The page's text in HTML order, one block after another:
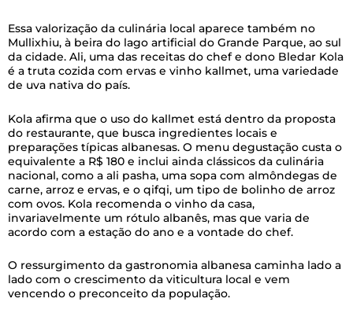
Essa valorização da culinária local aparece também no
Mullixhiu, à beira do lago artificial do Grande Parque, ao sul
da cidade. Ali, uma das receitas do chef e dono Bledar Kola
é a truta cozida com ervas e vinho kallmet, uma variedade
de uva nativa do país.
Kola afirma que o uso do kallmet está dentro da proposta
do restaurante, que busca ingredientes locais e
preparações típicas albanesas. O menu degustação custa o
equivalente a R$ 180 e inclui ainda clássicos da culinária
nacional, como a ali pasha, uma sopa com almôndegas de
carne, arroz e ervas, e o qifqi, um tipo de bolinho de arroz
com ovos. Kola recomenda o vinho da casa,
invariavelmente um rótulo albanês, mas que varia de
acordo com a estação do ano e a vontade do chef.
O ressurgimento da gastronomia albanesa caminha lado a
lado com o crescimento da viticultura local e vem
vencendo o preconceito da população.